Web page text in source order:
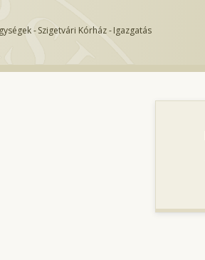
-Szigetvári Kórház-Igazgatás